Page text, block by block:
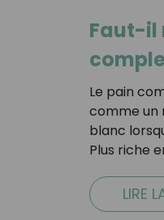
Faut-il
Le pain
comme un
blanc
Plus riche
LIRE